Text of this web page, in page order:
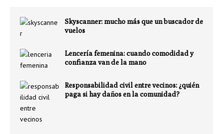
Skyscanner: mucho más que un buscador de
vuelos
Lencería femenina: cuando comodidad y
confianza van de la mano
Responsabilidad civil entre vecinos: ¿quién
paga si hay daños en la comunidad?